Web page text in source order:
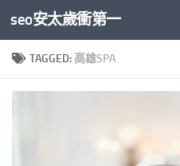
Skip to content
seo安太歲衝第一
TAGGED: 高雄SPA